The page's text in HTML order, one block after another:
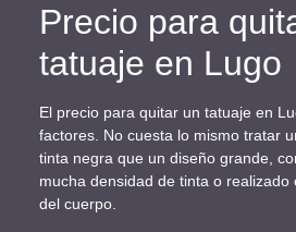
Precio para
tatuaje en Lugo
El precio para quitar un tatuaje en
factores. No cuesta lo mismo tratar
tinta negra que un diseño grande,
mucha densidad de tinta o realizado
del cuerpo.